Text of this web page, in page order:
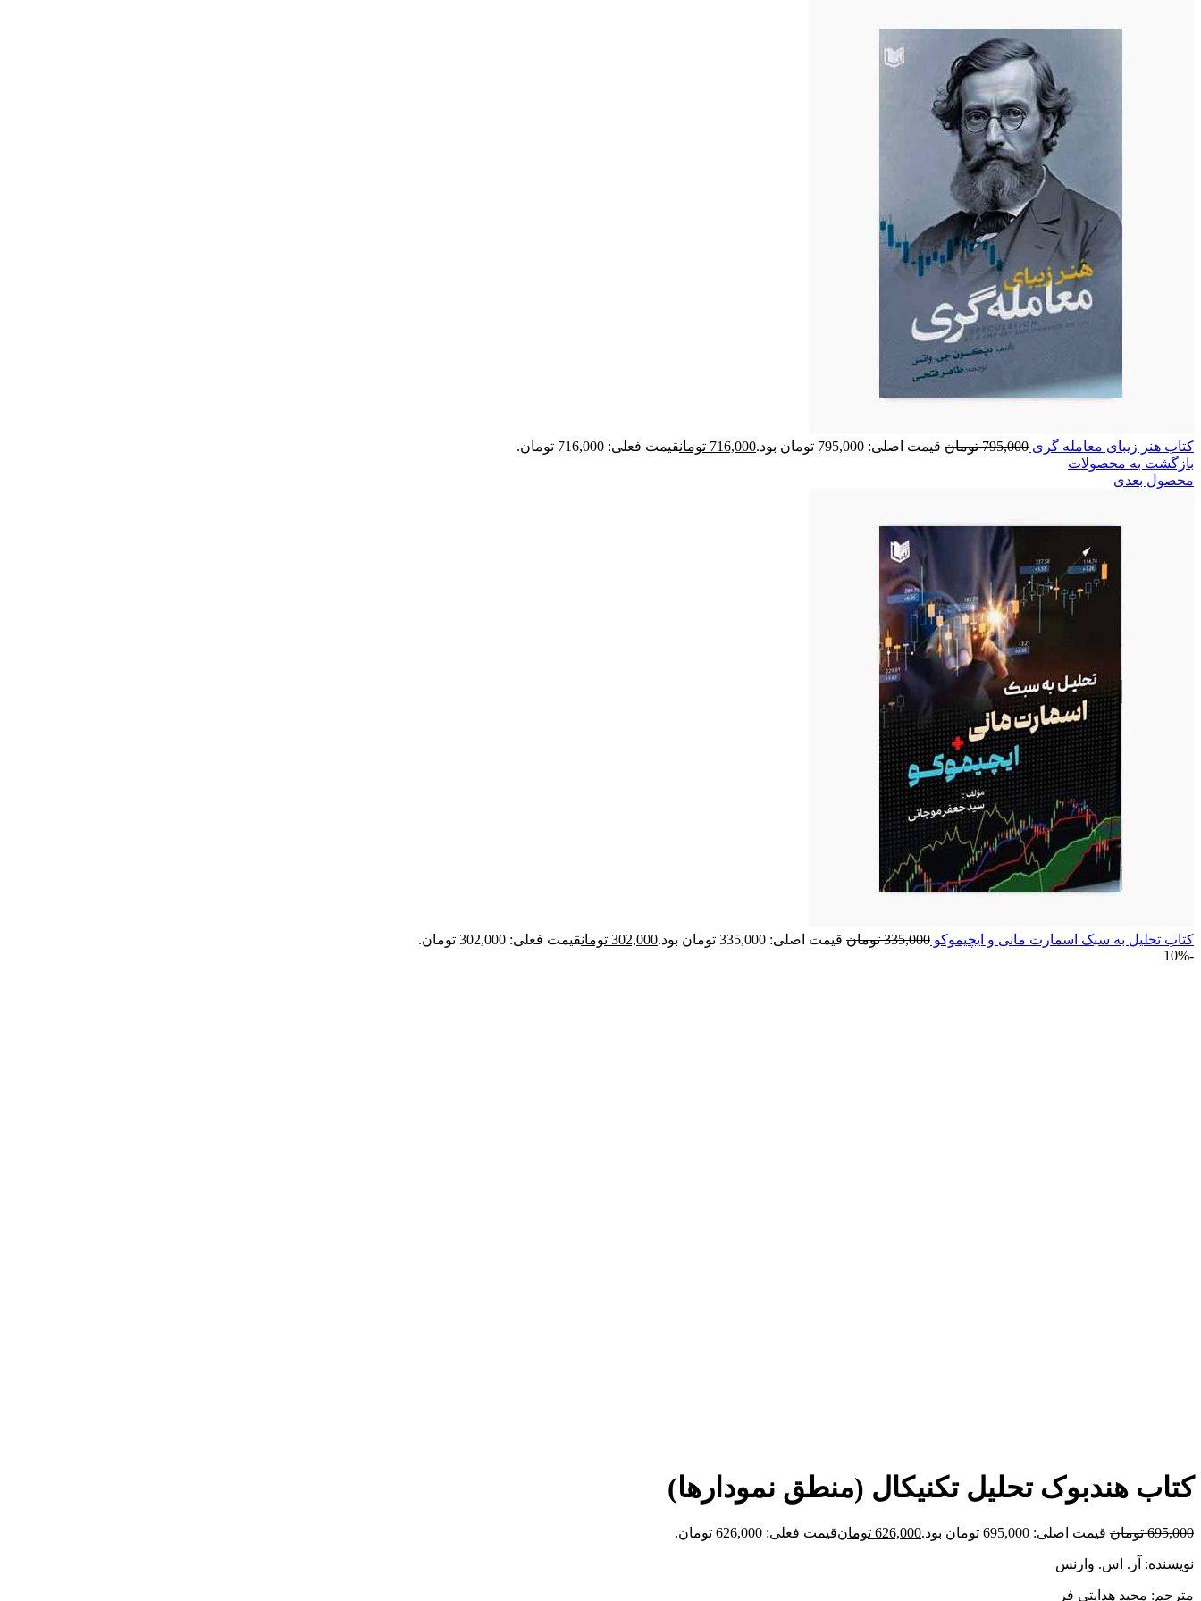
کتاب هنر زیبای معامله گری 795,000 تومان قیمت اصلی: 795,000 تومان بود. 716,000 تومانقیمت فعلی: 716,000 تومان.
بازگشت به محصولات
محصول بعدی
کتاب تحلیل به سبک اسمارت مانی و ایچیموکو 335,000 تومان قیمت اصلی: 335,000 تومان بود. 302,000 تومانقیمت فعلی: 302,000 تومان.
-10%
کتاب هندبوک تحلیل تکنیکال (منطق نمودارها)
695,000 تومان قیمت اصلی: 695,000 تومان بود. 626,000 تومانقیمت فعلی: 626,000 تومان.
نویسنده: آر. اس. وارنس
مترجم: مجید هدایتی فر